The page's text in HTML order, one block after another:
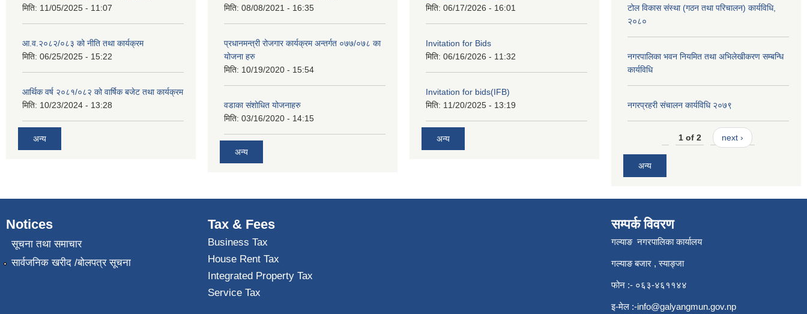
मिति: 11/05/2025 - 11:07
आ.व.२०८२/०८३ को नीति तथा कार्यक्रम
मिति: 06/25/2025 - 15:22
आर्थिक वर्ष २०८१/०८२ को वार्षिक बजेट तथा कार्यक्रम
मिति: 10/23/2024 - 13:28
अन्य
मिति: 08/08/2021 - 16:35
प्रधानमन्त्री रोजगार कार्यक्रम अन्तर्गत ०७७/०७८ का
योजना हरु
मिति: 10/19/2020 - 15:54
वडाका संशोधित योजनाहरु
मिति: 03/16/2020 - 14:15
अन्य
मिति: 06/17/2026 - 16:01
Invitation for Bids
मिति: 06/16/2026 - 11:32
Invitation for bids(IFB)
मिति: 11/20/2025 - 13:19
अन्य
टोल विकास संस्था (गठन तथा परिचालन) कार्यविधि,
२०८०
नगरपालिका भवन नियमित तथा अभिलेखीकरण सम्बन्धि
कार्यविधि
नगरप्रहरी संचालन कार्यविधि २०७९
1 of 2 next ›
अन्य
Notices
सूचना तथा समाचार
सार्वजनिक खरीद /बोलपत्र सूचना
Tax & Fees
Business Tax
House Rent Tax
Integrated Property Tax
Service Tax
सम्पर्क विवरण
गल्याङ नगरपालिका कार्यालय
गल्याङ बजार , स्याङ्जा
फोन :- ०६३-४६११४४
इ-मेल :-info@galyangmun.gov.np